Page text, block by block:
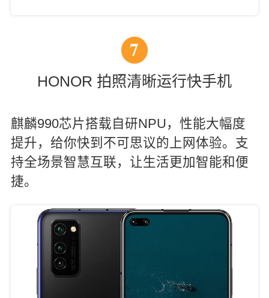
7
HONOR 拍照清晰运行快手机
麒麟990芯片搭载自研NPU，性能大幅度
提升，给你快到不可思议的上网体验。支
持全场景智慧互联，让生活更加智能和便
捷。